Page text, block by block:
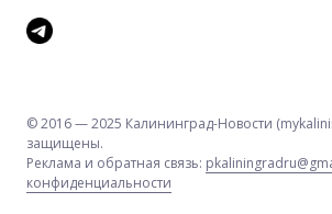
© 2016 — 2025 Калининград-Новости
защищены.
Реклама и обратная связь:
конфиденциальности